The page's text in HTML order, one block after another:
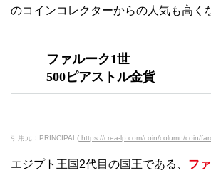
のコインコレクターからの人気も高く
ファルーク1世
500ピアストル金貨
引用元：PRINCIPAL( https://crea-lp.com/coin/column/coin/
エジプト王国2代目の国王である、 フ